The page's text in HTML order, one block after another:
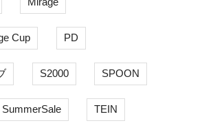
Cup PD
S2000 SPOON
SummerSale TEIN